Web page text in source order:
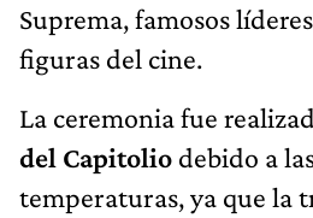
Suprema, famosos
figuras del cine.
La ceremonia fue
del Capitolio debido a
temperaturas, ya que la